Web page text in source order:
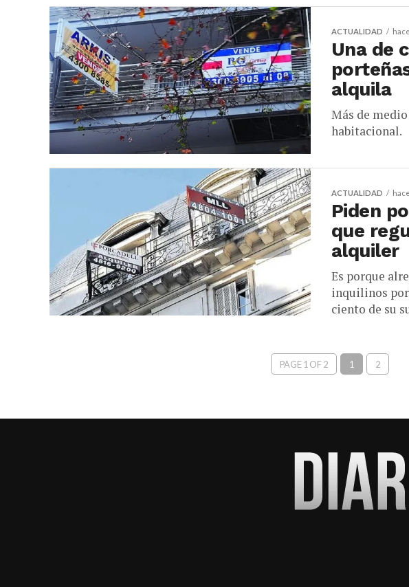
ACTUALIDAD
Una de
alquila
Más de
habitacional.
ACTUALIDAD
Piden
que
alquiler
Es porque
inquilinos
ciento de su
PAGE 1 OF 2 1 2